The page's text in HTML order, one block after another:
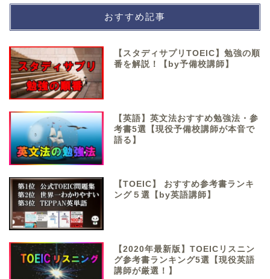
おすすめ記事
【スタディサプリTOEIC】勉強の順
番を解説！【by予備校講師】
【英語】英文法おすすめ勉強法・参
考書5選【現役予備校講師が本音で
語る】
【TOEIC】 おすすめ参考書ランキ
ング５選【by英語講師】
【2020年最新版】TOEICリスニン
グ参考書ランキング5選【現役英語
講師が厳選！】